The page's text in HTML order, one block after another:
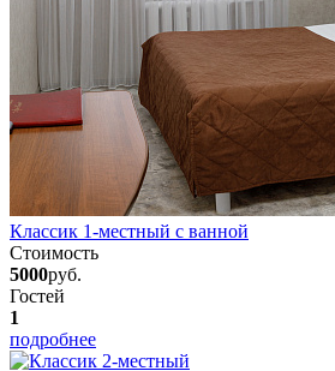
Классик 1-местный с ванной
Стоимость
5000руб.
Гостей
1
подробнее